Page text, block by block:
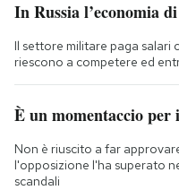
In Russia l’economia
Il settore militare paga salari
riescono a competere ed
È un momentaccio
Non è riuscito a far
l'opposizione l'ha superato
scandali